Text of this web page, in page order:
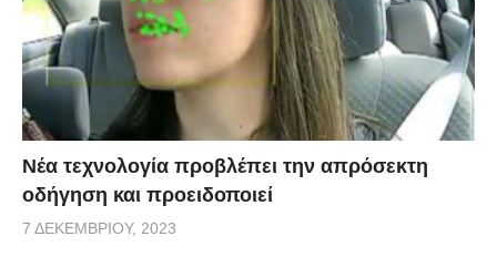
Νέα τεχνολογία προβλέπει την απρόσεκτη
οδήγηση και προειδοποιεί
7 ΔΕΚΕΜΒΡΊΟΥ, 2023